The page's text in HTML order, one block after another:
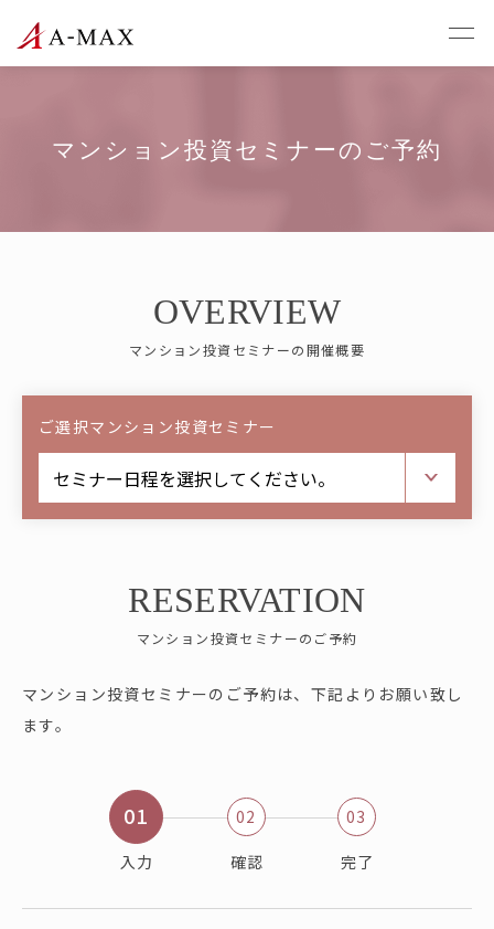
マンション投資セミナーのご予約
OVERVIEW
マンション投資セミナーの開催概要
ご選択マンション投資セミナー
RESERVATION
マンション投資セミナーのご予約
マンション投資セミナーのご予約は、下記よりお願い致し
ます。
01
入力
02
確認
03
完了